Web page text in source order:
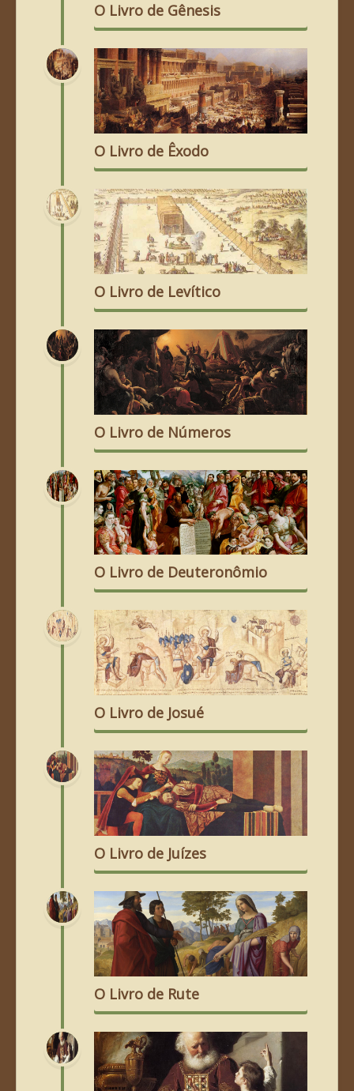
O Livro de Gênesis
O Livro de Êxodo
O Livro de Levítico
O Livro de Números
O Livro de Deuteronômio
O Livro de Josué
O Livro de Juízes
O Livro de Rute